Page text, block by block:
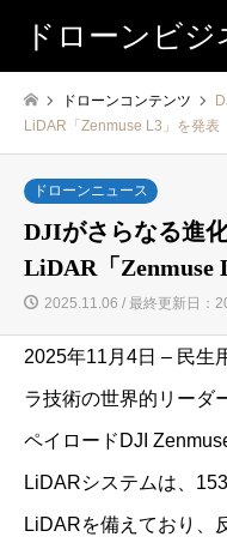
ドローンビジ
ドローンコンテンツ
LiDAR「Zenmuse L3」を発表
ドローンニュース
DJIがさらなる進
LiDAR「Zenmuse
2025.11.06 / 最終更新日：
2025年11月4日 – 民生
ラ技術の世界的リーダ
ペイロードDJI
LiDARシステムは、
LiDARを備えており、